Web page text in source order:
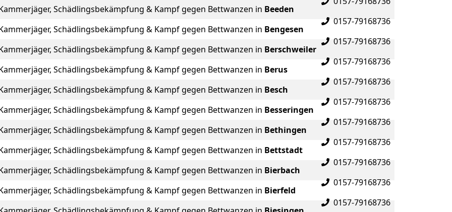
Schädlingsbekämpfung & Kampf gegen Bettwanzen in Beeden
0157-79168736
Schädlingsbekämpfung & Kampf gegen Bettwanzen in Bengesen
0157-79168736
Schädlingsbekämpfung & Kampf gegen Bettwanzen in Berschweiler
0157-79168736
Schädlingsbekämpfung & Kampf gegen Bettwanzen in Berus
0157-79168736
Schädlingsbekämpfung & Kampf gegen Bettwanzen in Besch
0157-79168736
Schädlingsbekämpfung & Kampf gegen Bettwanzen in Besseringen
0157-79168736
Schädlingsbekämpfung & Kampf gegen Bettwanzen in Bethingen
0157-79168736
Schädlingsbekämpfung & Kampf gegen Bettwanzen in Bettstadt
0157-79168736
Schädlingsbekämpfung & Kampf gegen Bettwanzen in Bierbach
0157-79168736
Schädlingsbekämpfung & Kampf gegen Bettwanzen in Bierfeld
0157-79168736